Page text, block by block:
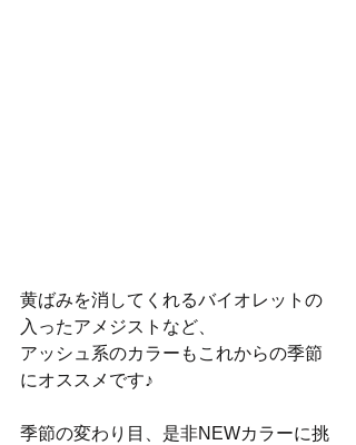
黄ばみを消してくれるバイオレットの
入ったアメジストなど、
アッシュ系のカラーもこれからの季節
にオススメです♪
季節の変わり目、是非NEWカラーに挑